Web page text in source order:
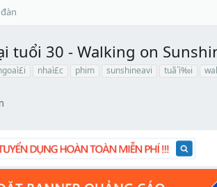
tuổi 30 - Walking on
nhaì£c phim sunshineavi tuã´ì‰i